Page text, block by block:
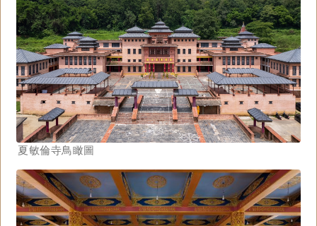
夏敏倫寺鳥瞰圖